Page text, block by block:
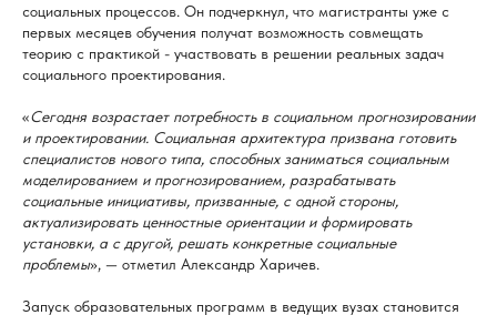
социальных процессов. Он подчеркнул, что магистранты уже с
первых месяцев обучения получат возможность совмещать
теорию с практикой - участвовать в решении реальных задач
социального проектирования.
«Сегодня возрастает потребность в социальном прогнозировании
и проектировании. Социальная архитектура призвана готовить
специалистов нового типа, способных заниматься социальным
моделированием и прогнозированием, разрабатывать
социальные инициативы, призванные, с одной стороны,
актуализировать ценностные ориентации и формировать
установки, а с другой, решать конкретные социальные
проблемы», — отметил Александр Харичев.
Запуск образовательных программ в ведущих вузах становится